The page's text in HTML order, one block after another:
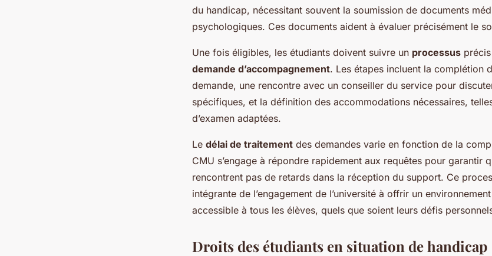
du handicap, nécessitant souvent la soumission de documents
psychologiques. Ces documents aident à évaluer précisément le
Une fois éligibles, les étudiants doivent suivre un processus
demande d’accompagnement. Les étapes incluent la complétion
demande, une rencontre avec un conseiller du service pour
spécifiques, et la définition des accommodations nécessaires,
d’examen adaptées.
Le délai de traitement des demandes varie en fonction de la
CMU s’engage à répondre rapidement aux requêtes pour garantir
rencontrent pas de retards dans la réception du support. Ce
intégrante de l’engagement de l’université à offrir un
accessible à tous les élèves, quels que soient leurs défis
Droits des étudiants en situation de handicap